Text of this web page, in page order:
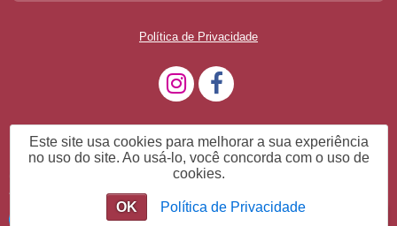
Olá, em que posso ajudar?
Olá, em que posso ajudar?
Política de Privacidade
Este site usa cookies para melhorar a sua experiência
no uso do site. Ao usá-lo, você concorda com o uso de
cookies.
OK Política de Privacidade